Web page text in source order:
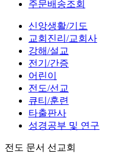
주문배송조회
신앙생활/기도
교회진리/교회사
강해/설교
전기/간증
어린이
전도/선교
큐티/훈련
타출판사
성경공부 및 연구
전도 문서 선교회